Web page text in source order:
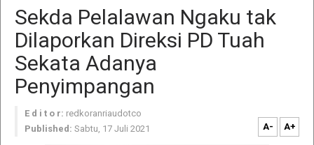
Sekda Pelalawan Ngaku tak
Dilaporkan Direksi PD Tuah
Sekata Adanya
Penyimpangan
E d i t o r: redkoranriaudotco
Published: Sabtu, 17 Juli 2021 A- A+